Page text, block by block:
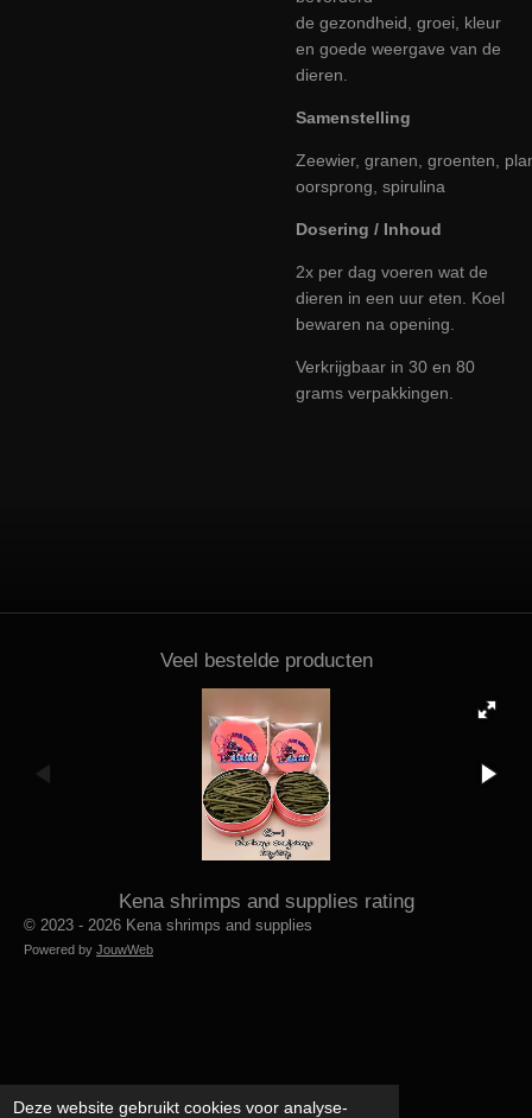
Deze website gebruikt cookies voor analyse-
de gezondheid groei
kleur
en goede weergave van de
dieren
Samenstelling
Zeewier, granen, groenten,
oorsprong spirulina
Dosering / Inhoud
2x per dag voeren wat de
dieren in een uur eten . Koel
bewaren na opening.
Verkrijgbaar in 30 en 80
grams verpakkingen.
Veel bestelde producten
Kena shrimps and supplies rating
© 2023 - 2026 Kena shrimps and supplies
Powered by JouwWeb